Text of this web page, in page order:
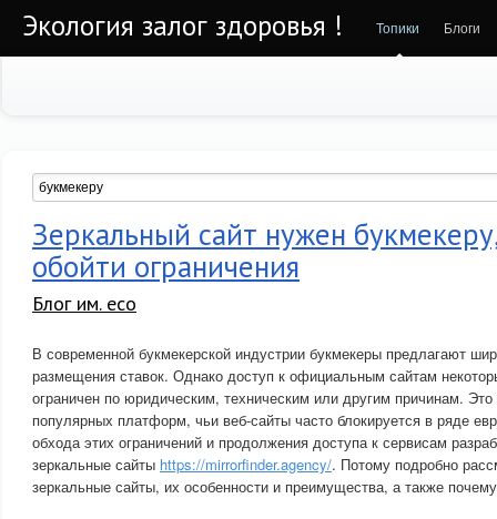
Экология залог здоровья ! Топики Блоги
Зеркальный сайт нужен
обойти ограничения
Блог им. eco
В современной букмекерской индустрии букмекеры предлагают
размещения ставок. Однако доступ к официальным сайтам
ограничен по юридическим, техническим или другим причинам.
популярных платформ, чьи веб-сайты часто блокируется в ряде
обхода этих ограничений и продолжения доступа к сервисам
зеркальные сайты https://mirrorfinder.agency/. Потому подробно
зеркальные сайты, их особенности и преимущества, а также